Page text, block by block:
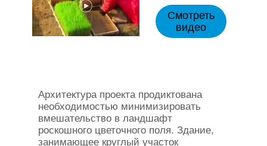
Смотреть
видео
Архитектура проекта продиктована
необходимостью минимизировать
вмешательство в ландшафт
роскошного цветочного поля. Здание,
занимающее круглый участок